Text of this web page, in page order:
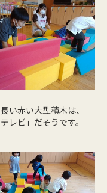
い赤い大型積木は、
テレビ」だそうです。